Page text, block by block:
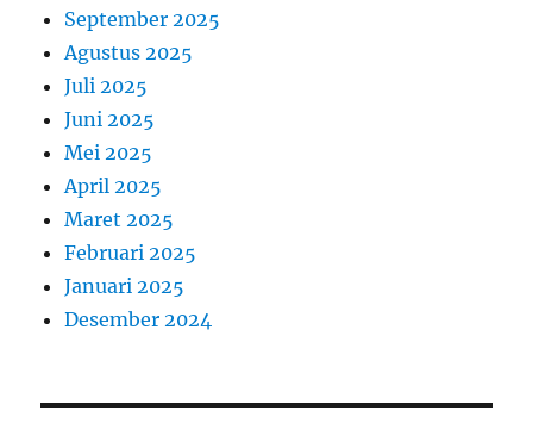
September 2025
Agustus 2025
Juli 2025
Juni 2025
Mei 2025
April 2025
Maret 2025
Februari 2025
Januari 2025
Desember 2024